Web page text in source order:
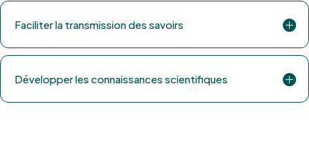
Faciliter la transmission des savoirs
Développer les connaissances scientifiques